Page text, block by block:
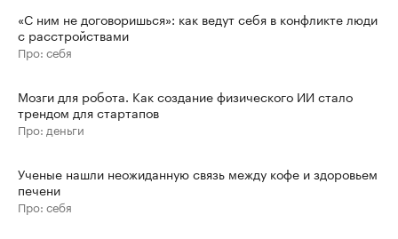
«С ним не договоришься»: как ведут себя в конфликте люди
с расстройствами
Про: себя
Мозги для робота. Как создание физического ИИ стало
трендом для стартапов
Про: деньги
Ученые нашли неожиданную связь между кофе и здоровьем
печени
Про: себя